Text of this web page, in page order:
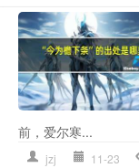
前，爱尔寒...
jzj 11-23